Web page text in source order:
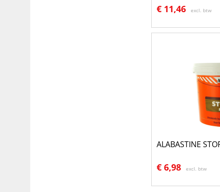
€ 11,46 excl. btw
ALABASTINE
€ 6,98 excl. btw